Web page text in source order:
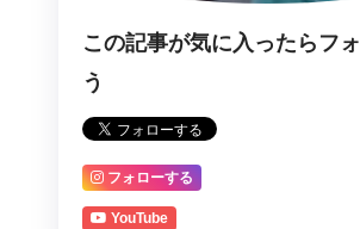
この記事が気に入ったらフ
う
フォローする
YouTube